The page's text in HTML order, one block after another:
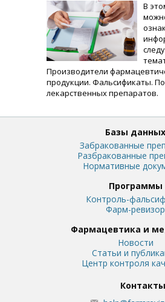
В
Производители
продукции. Фальсификаты.
лекарственных препаратов.
Базы данных
Забракованные
Разбракованные
Нормативные
Программы
Контроль-
Фарм-ревизор
Фармацевтика и
Новости
Статьи и
Центр контроля
Контакты